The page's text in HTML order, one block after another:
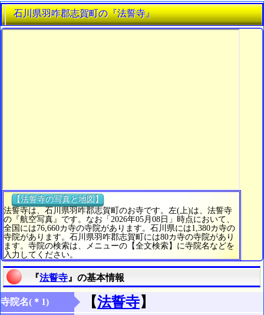
石川県羽咋郡志賀町の『法誓寺』
【法誓寺の写真と地図】
法誓寺は、石川県羽咋郡志賀町のお寺です。左(上)は、法誓寺
の『航空写真』です。なお「2026年05月08日」時点において、
全国には76,660カ寺の寺院があります。石川県には1,380カ寺の
寺院があります。石川県羽咋郡志賀町には80カ寺の寺院があり
ます。寺院の検索は、メニューの【全文検索】に寺院名などを
入力してください。
『法誓寺 』の基本情報
寺院名(＊1) 【法誓寺】